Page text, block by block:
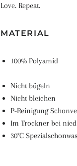
Love. Repeat.
MATERIAL
100% Polyamid
Nicht bügeln
Nicht bleichen
P-Reinigung
Im Trockner bei
30°C